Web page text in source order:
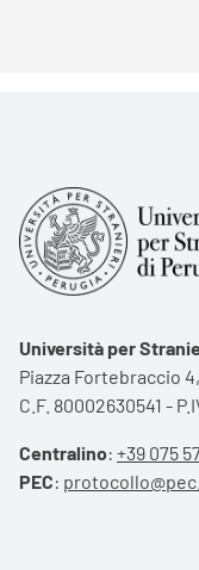
Università per
Piazza Fortebraccio
C.F. 80002630541 -
Centralino: +39 075
PEC: